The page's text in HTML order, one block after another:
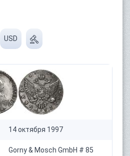
USD
14 октября 1997
Gorny & Mosch GmbH # 85